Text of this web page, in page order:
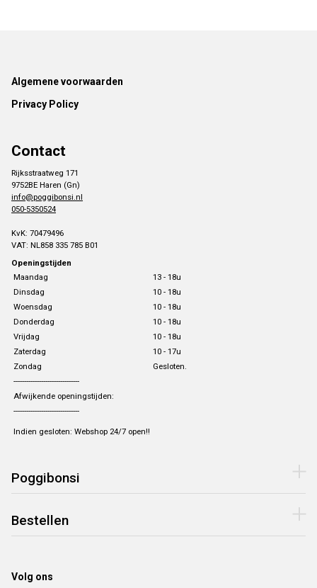
Footer
Algemene voorwaarden
Privacy Policy
Contact
Rijksstraatweg 171
9752BE Haren (Gn)
info@poggibonsi.nl
050-5350524
KvK: 70479496
VAT: NL858 335 785 B01
Openingstijden
Maandag
13 - 18u
Dinsdag
10 - 18u
Woensdag
10 - 18u
Donderdag
10 - 18u
Vrijdag
10 - 18u
Zaterdag
10 - 17u
Zondag
Gesloten.
-------------------------------
Afwijkende openingstijden:
-------------------------------
Indien gesloten: Webshop 24/7 open!!
Poggibonsi
Bestellen
Volg ons